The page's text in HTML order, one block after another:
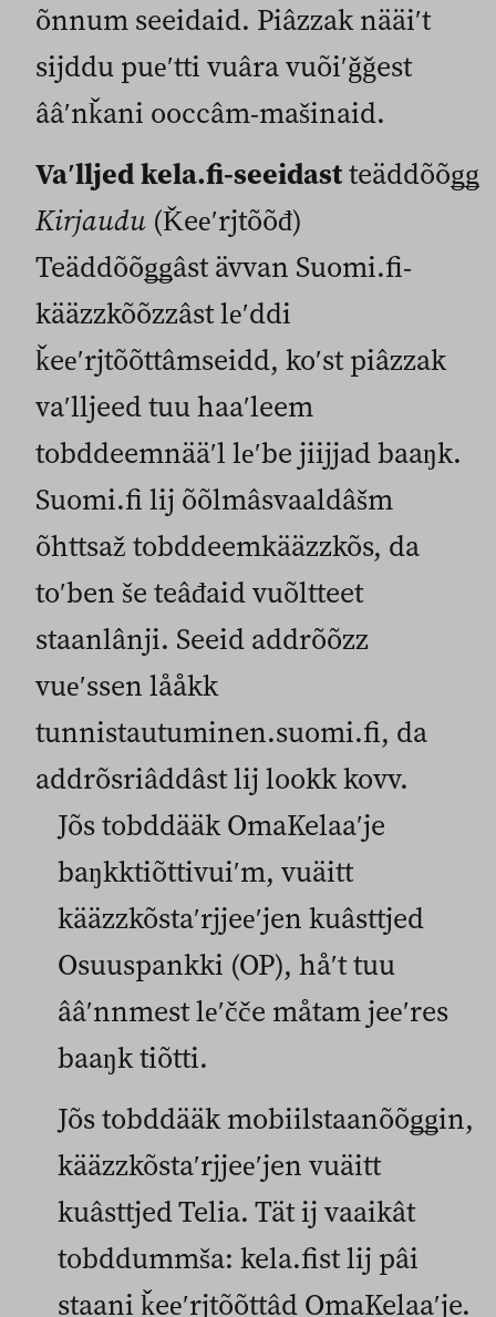
õnnum seeidaid. Piâzzak nääiʹt
sijddu pueʹtti vuâra vuõiʹǧǧest
ââʹnǩani ooccâm-mašinaid.
Vaʹlljed kela.fi-seeidastteäddõõǥǥ
Kirjaudu (Ǩeeʹrjtõõđ)
Teäddõõǥǥâst ävvan Suomi.fi-
kääzzkõõzzâst leʹddi
ǩeeʹrjtõõttâmseidd, koʹst piâzzak
vaʹlljeed tuu haaʹleem
tobddeemnääʹl leʹbe jiijjad baaŋk.
Suomi.fi lij õõlmâsvaaldâšm
õhttsaž tobddeemkääzzkõs, da
toʹben še teâđaid vuõltteet
staanlânji. Seeid addrõõzz
vueʹssen lååkk
tunnistautuminen.suomi.fi, da
addrõsriâddâst lij lookk kovv.
Jõs tobddääk OmaKelaaʹje
baŋkktiõttivuiʹm, vuäitt
kääzzkõstaʹrjjeeʹjen kuâsttjed
Osuuspankki (OP), håʹt tuu
ââʹnnmest leʹčče måtam jeeʹres
baaŋk tiõtti.
Jõs tobddääk mobiilstaanõõǥǥin,
kääzzkõstaʹrjjeeʹjen vuäitt
kuâsttjed Telia. Tät ij vaaikât
tobddummša: kela.fist lij pâi
staani ǩeeʹrjtõõttâd OmaKelaaʹje.